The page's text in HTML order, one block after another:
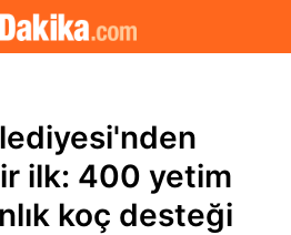
ilk: 400 yetim
koç desteği